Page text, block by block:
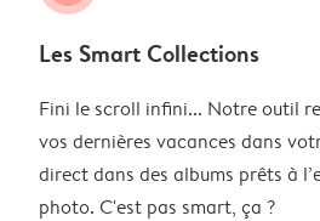
Les Smart Collections
Fini le scroll infini... Notre outil
vos dernières vacances dans
direct dans des albums prêts à
photo. C'est pas smart, ça ?